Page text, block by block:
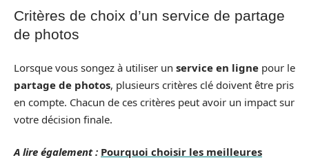
Critères de choix d’un service de partage
de photos
Lorsque vous songez à utiliser un service en ligne pour le
partage de photos, plusieurs critères clé doivent être pris
en compte. Chacun de ces critères peut avoir un impact sur
votre décision finale.
A lire également : Pourquoi choisir les meilleures